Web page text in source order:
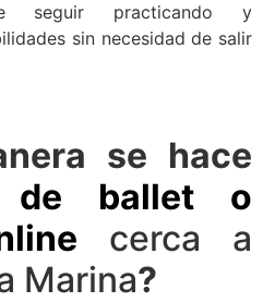
seguir practicando y
sin necesidad de salir
se hace
de ballet o
cerca a
Marina?